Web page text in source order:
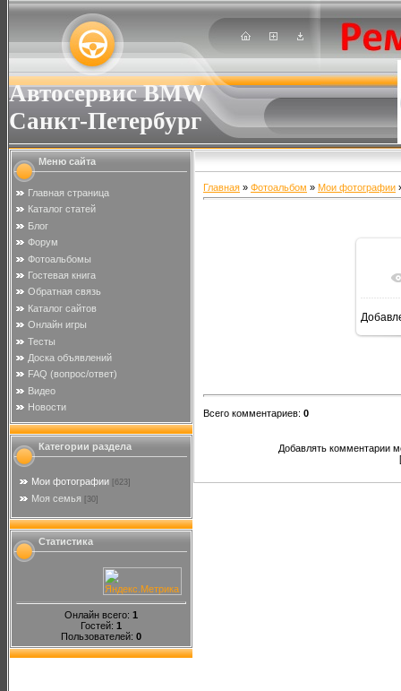
Автосервис BMW
Санкт-Петербург
Меню сайта
Главная страница
Каталог статей
Блог
Форум
Фотоальбомы
Гостевая книга
Обратная связь
Каталог сайтов
Онлайн игры
Тесты
Доска объявлений
FAQ (вопрос/ответ)
Видео
Новости
Категории раздела
Мои фотографии [623]
Моя семья [30]
Статистика
Онлайн всего: 1
Гостей: 1
Пользователей: 0
Главная » Фотоальбом » Мои фотографии
Всего комментариев: 0
Добавлять комментарии